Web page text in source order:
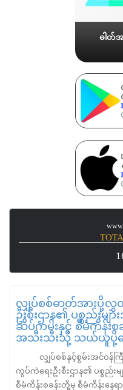
ဓါတ်အ
လျှပ်စစ်ဓာတ်အားပို့လွှ
ဦးစီးဌာန၏ ပစ္စည်းမ
ဆိပ်ကမ်းနှင့် စီမံကိန်းစ
အသီးသီးသို့ သယ်ယူပို့ဆ
လျှပ်စစ်နှင့်စွမ်းအင်ဝန်ကြီး
ကွပ်ကဲရေးဦးစီးဌာန၏ ပစ္စည်း
စီမံကိန်းစခန်းတို့မှ စီမံကိန်းနေ